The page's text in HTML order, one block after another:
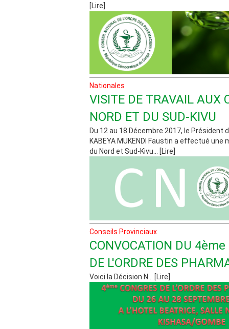
[Lire]
Nationales
VISITE DE TRAVAIL AUX
NORD ET DU SUD-KIVU
Du 12 au 18 Décembre 2017, le Président
KABEYA MUKENDI Faustin a effectué une
du Nord et Sud-Kivu... [Lire]
Conseils Provinciaux
CONVOCATION DU 4ème
DE L'ORDRE DES
Voici la Décision N... [Lire]